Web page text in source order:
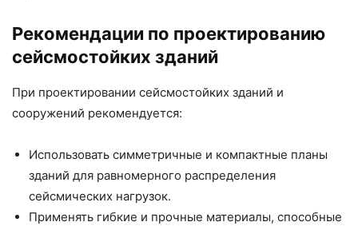
Рекомендации по проектированию
сейсмостойких зданий
При проектировании сейсмостойких зданий и
сооружений рекомендуется:
Использовать симметричные и компактные планы
зданий для равномерного распределения
сейсмических нагрузок.
Применять гибкие и прочные материалы, способные